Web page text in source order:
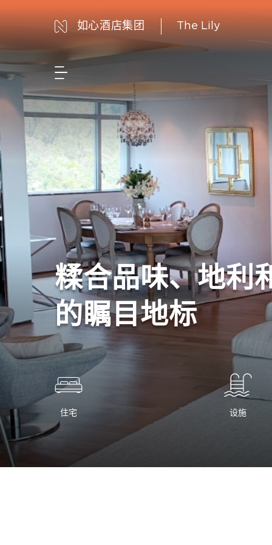
如心酒店集团 The Lily
糅合品味、地利
的瞩目地标
住宅 设施